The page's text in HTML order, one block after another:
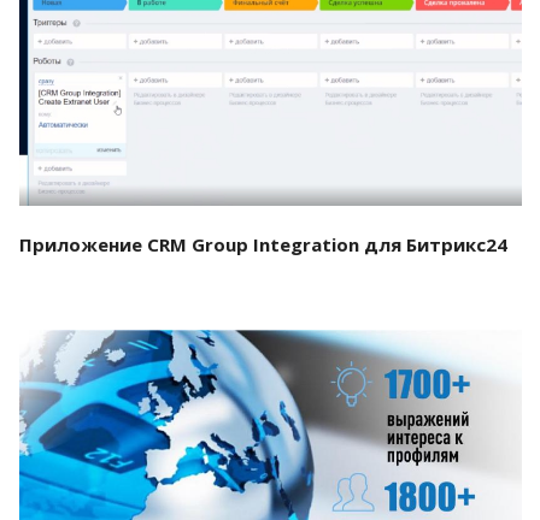
Смотреть проект
Приложение CRM Group Integration для Битрикс24